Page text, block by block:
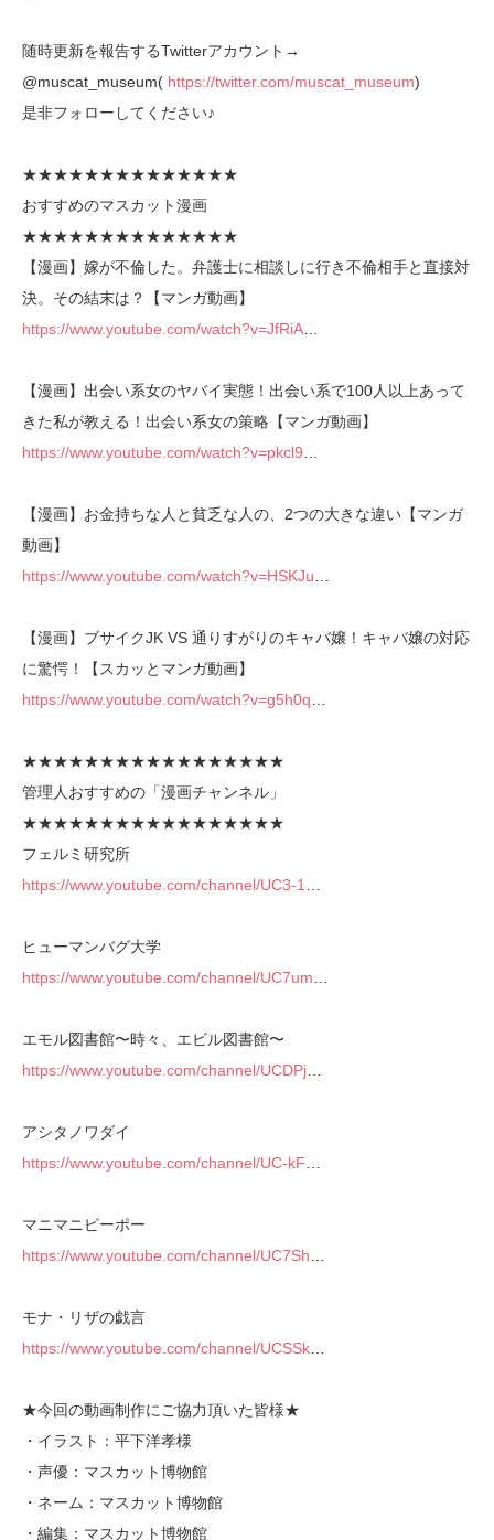
随時更新を報告するTwitterアカウント→
@muscat_museum( https://twitter.com/muscat_museum)
是非フォローしてください♪
★★★★★★★★★★★★★★
おすすめのマスカット漫画
★★★★★★★★★★★★★★
【漫画】嫁が不倫した。弁護士に相談しに行き不倫相手と直接対
決。その結末は？【マンガ動画】
https://www.youtube.com/watch?v=JfRiA…
【漫画】出会い系女のヤバイ実態！出会い系で100人以上あって
きた私が教える！出会い系女の策略【マンガ動画】
https://www.youtube.com/watch?v=pkcl9…
【漫画】お金持ちな人と貧乏な人の、2つの大きな違い【マンガ
動画】
https://www.youtube.com/watch?v=HSKJu…
【漫画】ブサイクJK VS 通りすがりのキャバ嬢！キャバ嬢の対応
に驚愕！【スカッとマンガ動画】
https://www.youtube.com/watch?v=g5h0q…
★★★★★★★★★★★★★★★★★
管理人おすすめの「漫画チャンネル」
★★★★★★★★★★★★★★★★★
フェルミ研究所
https://www.youtube.com/channel/UC3-1…
ヒューマンバグ大学
https://www.youtube.com/channel/UC7um…
エモル図書館〜時々、エビル図書館〜
https://www.youtube.com/channel/UCDPj…
アシタノワダイ
https://www.youtube.com/channel/UC-kF…
マニマニピーポー
https://www.youtube.com/channel/UC7Sh…
モナ・リザの戯言
https://www.youtube.com/channel/UCSSk…
★今回の動画制作にご協力頂いた皆様★
・イラスト：平下洋孝様
・声優：マスカット博物館
・ネーム：マスカット博物館
・編集：マスカット博物館